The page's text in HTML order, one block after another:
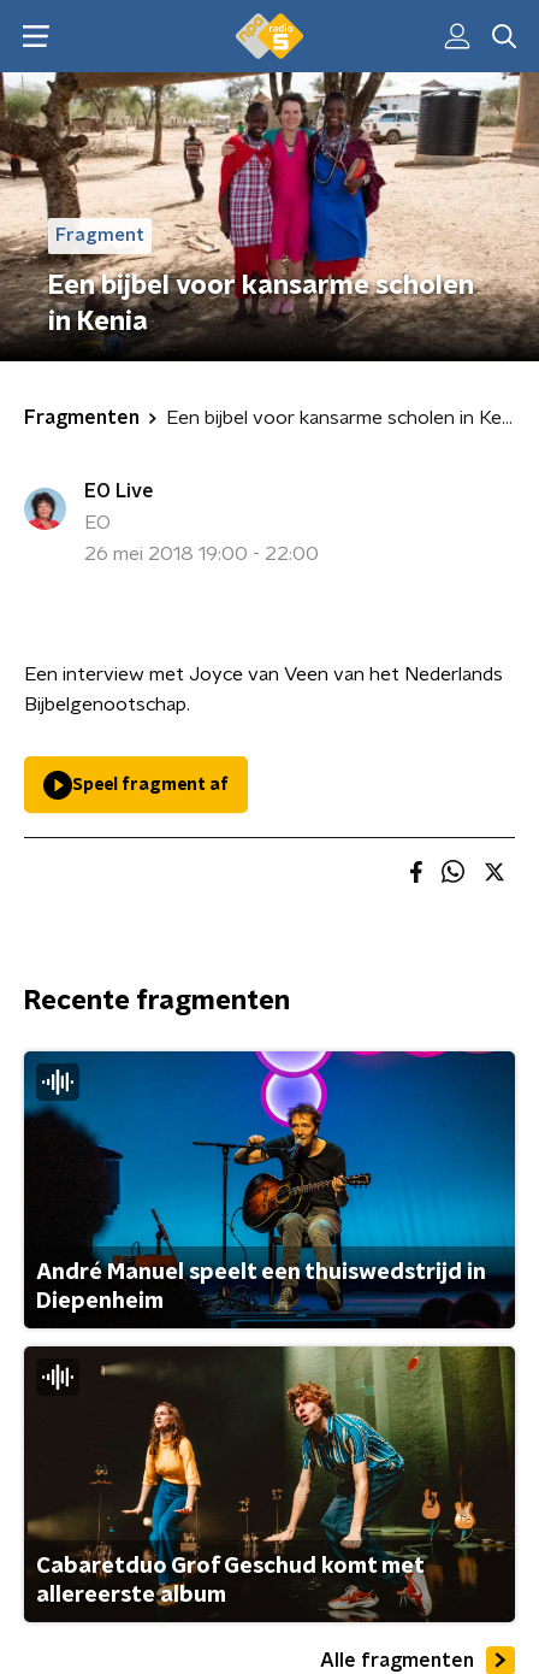
Fragment
Een bijbel voor kansarme scholen
in Kenia
Fragmenten Een bijbel voor kansarme scholen in Kenia
EO Live
EO
26 mei 2018 19:00 - 22:00
Een interview met Joyce van Veen van het Nederlands
Bijbelgenootschap.
Speel fragment af
Recente fragmenten
André Manuel speelt een thuiswedstrijd in
Diepenheim
Cabaretduo Grof Geschud komt met
allereerste album
Alle fragmenten